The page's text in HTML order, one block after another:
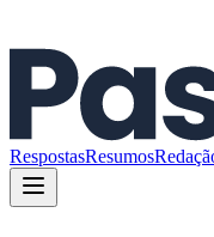
RespostasResumos